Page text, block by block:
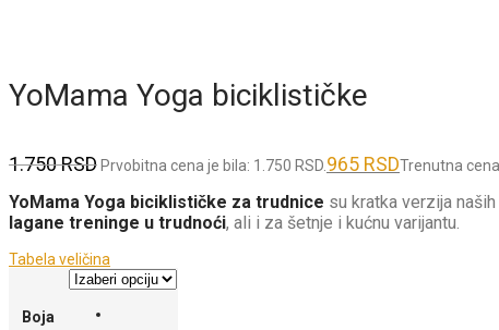
YoMama Yoga biciklističke
1.750RSD Prvobitna cena je bila: 1.750 RSD. 965 RSDTrenutna cena
YoMama Yoga biciklističke za trudnice su kratka verzija
lagane treninge u trudnoći, ali i za šetnje i kućnu varijantu.
Tabela veličina
Boja